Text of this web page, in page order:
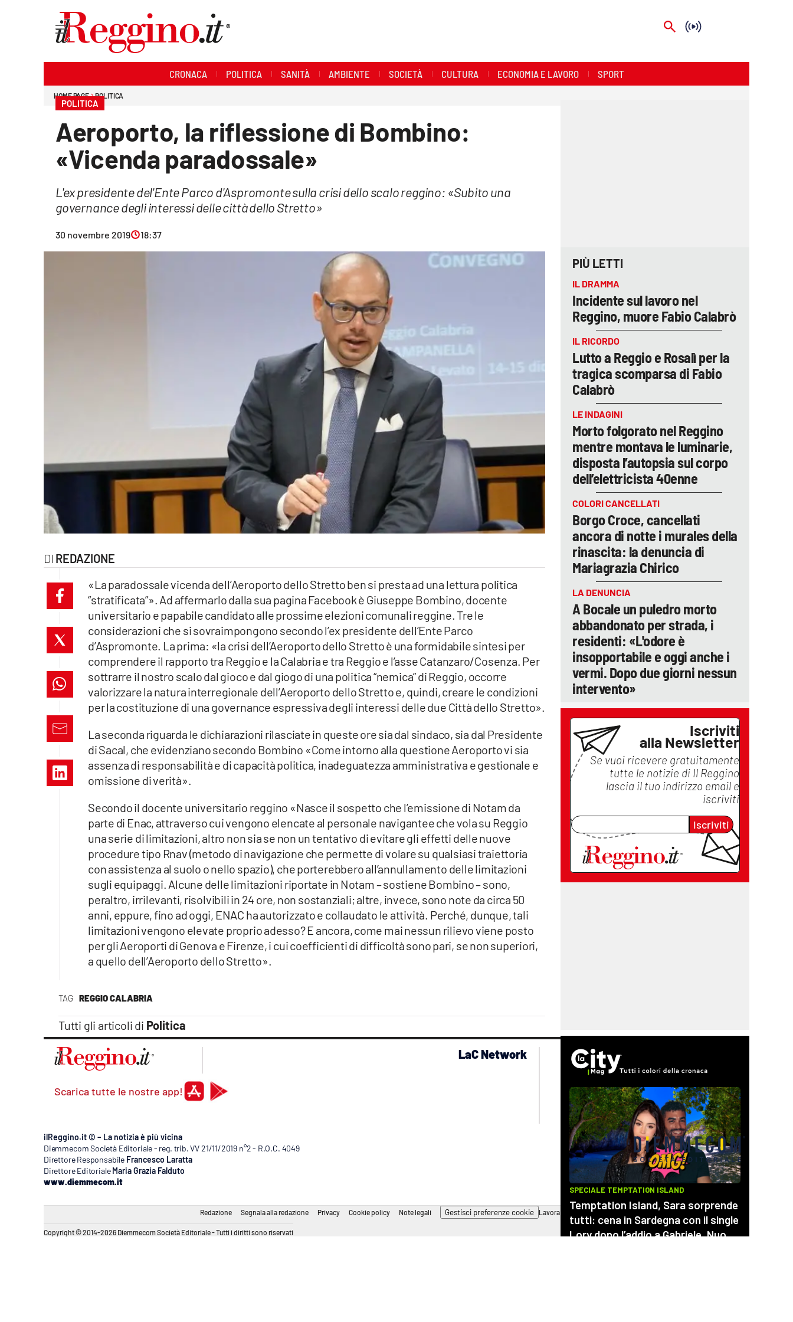
cosenzachannel.it
ilvibonese.it
catanzarochannel.it
lacapitalenews.it
CRONACA POLITICA SANITÀ AMBIENTE SOCIETÀ CULTURA ECONOMIA E LAVORO SPORT
HOME PAGE POLITICA
POLITICA
Aeroporto, la riflessione di Bombino:
«Vicenda paradossale»
L'ex presidente del'Ente Parco d'Aspromonte sulla crisi dello scalo reggino: «Subito una
governance degli interessi delle città dello Stretto»
30 novembre 2019 18:37
REDAZIONE
TAG REGGIO CALABRIA
Tutti gli articoli di Politica
«La paradossale vicenda dell’Aeroporto dello Stretto ben si presta ad una lettura politica
“stratificata”». Ad affermarlo dalla sua pagina Facebook è Giuseppe Bombino, docente
universitario e papabile candidato alle prossime elezioni comunali reggine. Tre le
considerazioni che si sovraimpongono secondo l’ex presidente dell’Ente Parco
d’Aspromonte. La prima: «la crisi dell’Aeroporto dello Stretto è una formidabile sintesi per
comprendere il rapporto tra Reggio e la Calabria e tra Reggio e l’asse Catanzaro/Cosenza. Per
sottrarre il nostro scalo dal gioco e dal giogo di una politica “nemica” di Reggio, occorre
valorizzare la natura interregionale dell’Aeroporto dello Stretto e, quindi, creare le condizioni
per la costituzione di una governance espressiva degli interessi delle due Città dello Stretto».
La seconda riguarda le dichiarazioni rilasciate in queste ore sia dal sindaco, sia dal Presidente
di Sacal, che evidenziano secondo Bombino «Come intorno alla questione Aeroporto vi sia
assenza di responsabilità e di capacità politica, inadeguatezza amministrativa e gestionale e
omissione di verità».
Secondo il docente universitario reggino «Nasce il sospetto che l’emissione di Notam da
parte di Enac, attraverso cui vengono elencate al personale navigantee che vola su Reggio
una serie di limitazioni, altro non sia se non un tentativo di evitare gli effetti delle nuove
procedure tipo Rnav (metodo di navigazione che permette di volare su qualsiasi traiettoria
con assistenza al suolo o nello spazio), che porterebbero all’annullamento delle limitazioni
sugli equipaggi. Alcune delle limitazioni riportate in Notam – sostiene Bombino – sono,
peraltro, irrilevanti, risolvibili in 24 ore, non sostanziali; altre, invece, sono note da circa 50
anni, eppure, fino ad oggi, ENAC ha autorizzato e collaudato le attività. Perché, dunque, tali
limitazioni vengono elevate proprio adesso? E ancora, come mai nessun rilievo viene posto
per gli Aeroporti di Genova e Firenze, i cui coefficienti di difficoltà sono pari, se non superiori,
a quello dell’Aeroporto dello Stretto».
PIÙ LETTI
IL DRAMMA
Incidente sul lavoro nel
Reggino, muore Fabio Calabrò
IL RICORDO
Lutto a Reggio e Rosalì per la
tragica scomparsa di Fabio
Calabrò
LE INDAGINI
Morto folgorato nel Reggino
mentre montava le luminarie,
disposta l’autopsia sul corpo
dell’elettricista 40enne
COLORI CANCELLATI
Borgo Croce, cancellati
ancora di notte i murales della
rinascita: la denuncia di
Mariagrazia Chirico
LA DENUNCIA
A Bocale un puledro morto
abbandonato per strada, i
residenti: «L'odore è
insopportabile e oggi anche i
vermi. Dopo due giorni nessun
intervento»
Iscriviti
alla Newsletter
Se vuoi ricevere gratuitamente
tutte le notizie di Il Reggino
lascia il tuo indirizzo email e
iscriviti
Iscriviti
Scarica tutte le nostre app!
LaC Network
lacplay.it
lactv.it
lacapitalenews.it
ilvibonese.it
catanzarochannel.it
ilReggino.it © – La notizia è più vicina
Diemmecom Società Editoriale - reg. trib. VV 21/11/2019 n°2 - R.O.C. 4049
Direttore Responsabile Francesco Laratta
Direttore Editoriale Maria Grazia Falduto
www.diemmecom.it
Redazione Segnala alla redazione Privacy Cookie policy Note legali Gestisci preferenze cookie Lavora con noi
Copyright © 2014-2026 Diemmecom Società Editoriale - Tutti i diritti sono riservati